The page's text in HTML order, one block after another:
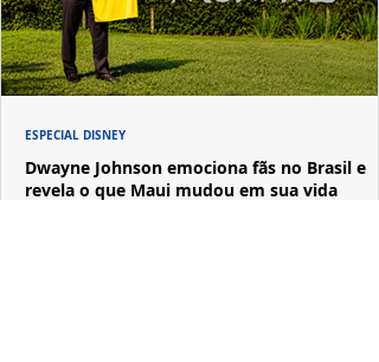
Dwayne Johnson emociona fãs no Brasil e
revela o que Maui mudou em sua vida
ESPECIAL DISNEY